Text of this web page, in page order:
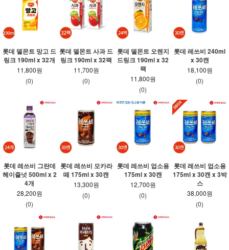
롯데 델몬트 망고 드
링크 190ml x 32개
11,800원
(0)
롯데 델몬트 사과 드
링크 190ml x 32팩
11,700원
(0)
롯데 델몬트 오렌지
드링크 190ml x 32
팩
11,800원
(0)
롯데 레쓰비 240ml
x 30캔
18,100원
(0)
롯데 레쓰비 그란데
헤이즐넛 500ml x 2
4개
28,200원
(0)
롯데 레쓰비 모카라
떼 175ml x 30캔
13,300원
(0)
롯데 레쓰비 업소용
175ml x 30캔
12,700원
(0)
롯데 레쓰비 업소용
175ml x 30캔 x 3박
스
38,000원
(0)